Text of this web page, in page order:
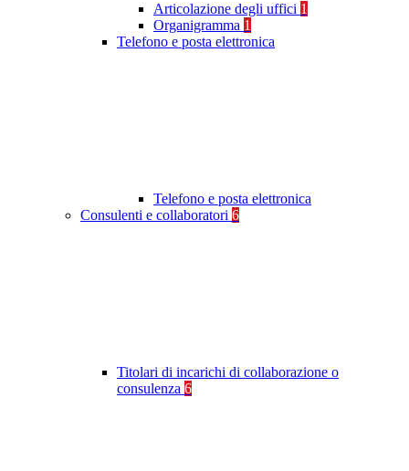
Articolazione degli uffici 1
Organigramma 1
Telefono e posta elettronica
Telefono e posta elettronica
Consulenti e collaboratori 6
Titolari di incarichi di collaborazione o
consulenza 6